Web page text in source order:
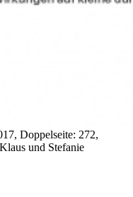
Doppelseite: 272,
und Stefanie